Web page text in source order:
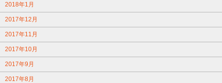
2018年1月
2017年12月
2017年11月
2017年10月
2017年9月
2017年8月